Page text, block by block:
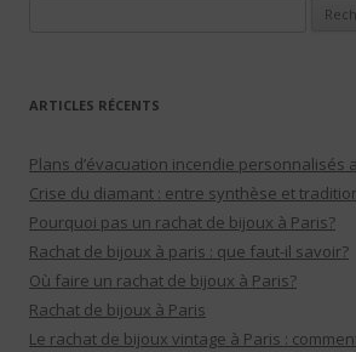
ARTICLES RÉCENTS
Plans d’évacuation incendie personnalisés
Crise du diamant : entre synthèse et
Pourquoi pas un rachat de bijoux à Paris?
Rachat de bijoux à paris : que faut-il savoir?
Où faire un rachat de bijoux à Paris?
Rachat de bijoux à Paris
Le rachat de bijoux vintage à Paris :